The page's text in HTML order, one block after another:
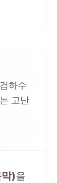
하수
고난
)을